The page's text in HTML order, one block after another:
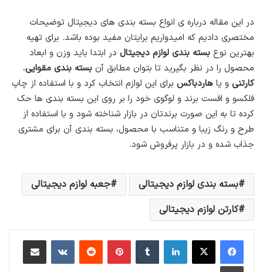
در این مقاله درباره ی انواع بسته بندی های دیجیتال توضیحات
مختصری دادیم که امیدواریم برایتان مفید بوده باشد. برای تهیه
بهترین نوع بسته بندی لوازم دیجیتال در ابتدا باید وزن و ابعاد
محصول را در نظر بگیرید تا بتوان مطابق آن بسته بندی مقوایی،
کارتنی و یا هاردباکس برای این لوازم انتخاب کرد و با استفاده از چاپ
فلکسو و افست برند و لوگوی خود را بر روی این بسته بندی ها حک
کرده تا به این صورت برندتان در بازار شناخته شود و با استفاده از
طرح و رنگ زیبا و متناسب با محصول، بسته بندی آن برای مشتری
جذاب شده و در بازار پرفروش شود.
بسته بندی لوازم دیجیتالی
جعبه لوازم دیجیتالی
کارتن لوازم دیجیتالی
لینکداینتامبلر پینتریستReddit
VKontakteاشتراک گذاری با ایمیل
چاپ